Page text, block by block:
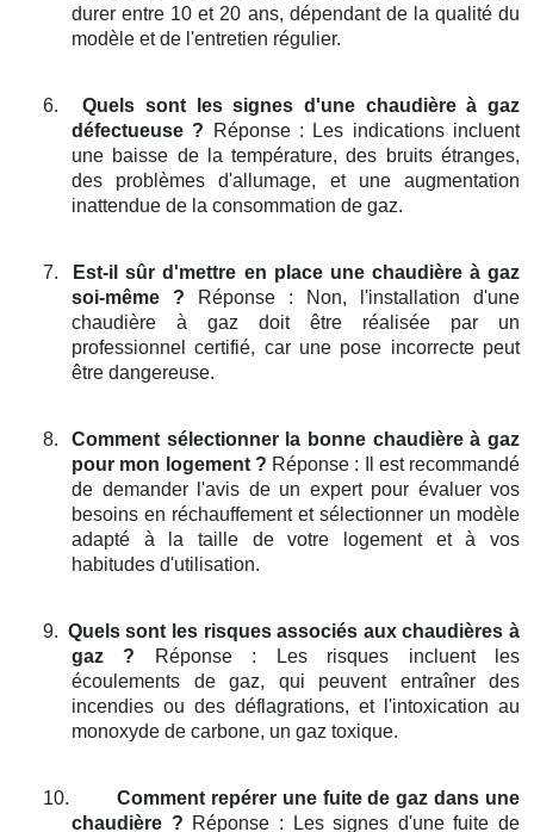
durer entre 10 et 20 ans, dépendant de la qualité du
modèle et de l'entretien régulier.
6.
Quels sont les signes d'une chaudière à gaz
défectueuse ? Réponse : Les indications incluent
une baisse de la température, des bruits étranges,
des problèmes d'allumage, et une augmentation
inattendue de la consommation de gaz.
7.
Est-il sûr d'mettre en place une chaudière à gaz
soi-même ? Réponse : Non, l'installation d'une
chaudière à gaz doit être réalisée par un
professionnel certifié, car une pose incorrecte peut
être dangereuse.
8.
Comment sélectionner la bonne chaudière à gaz
pour mon logement ? Réponse : Il est recommandé
de demander l'avis de un expert pour évaluer vos
besoins en réchauffement et sélectionner un modèle
adapté à la taille de votre logement et à vos
habitudes d'utilisation.
9. Quels sont les risques associés aux chaudières à
gaz ? Réponse : Les risques incluent les
écoulements de gaz, qui peuvent entraîner des
incendies ou des déflagrations, et l'intoxication au
monoxyde de carbone, un gaz toxique.
10.
Comment repérer une fuite de gaz dans une
chaudière ? Réponse : Les signes d'une fuite de